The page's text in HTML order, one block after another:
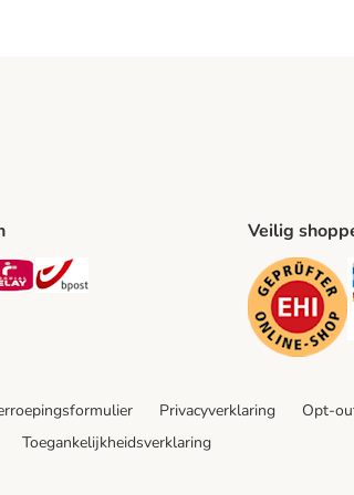
Method
Shipping Method
Mondial Relay Shipping Method
Veilig
Privacyverklaring Opt-
Toegankelijkheidsverklaring